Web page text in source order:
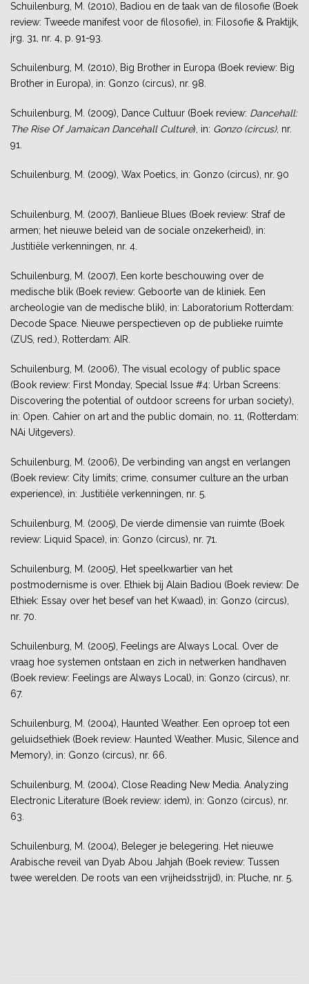
Schuilenburg, M. (2010), Badiou en de taak van de filosofie (Boek
review: Tweede manifest voor de filosofie), in: Filosofie & Praktijk,
jrg. 31, nr. 4, p. 91-93.
Schuilenburg, M. (2010), Big Brother in Europa (Boek review: Big
Brother in Europa), in: Gonzo (circus), nr. 98.
Schuilenburg, M. (2009), Dance Cultuur (Boek review: Dancehall:
The Rise Of Jamaican Dancehall Culture), in: Gonzo (circus), nr.
91.
Schuilenburg, M. (2009), Wax Poetics, in: Gonzo (circus), nr. 90
Schuilenburg, M. (2007), Banlieue Blues (Boek review: Straf de
armen; het nieuwe beleid van de sociale onzekerheid), in:
Justitiële verkenningen, nr. 4.
Schuilenburg, M. (2007), Een korte beschouwing over de
medische blik (Boek review: Geboorte van de kliniek. Een
archeologie van de medische blik), in: Laboratorium Rotterdam:
Decode Space. Nieuwe perspectieven op de publieke ruimte
(ZUS, red.), Rotterdam: AIR.
Schuilenburg, M. (2006), The visual ecology of public space
(Book review: First Monday, Special Issue #4: Urban Screens:
Discovering the potential of outdoor screens for urban society),
in: Open. Cahier on art and the public domain, no. 11, (Rotterdam:
NAi Uitgevers).
Schuilenburg, M. (2006), De verbinding van angst en verlangen
(Boek review: City limits; crime, consumer culture an the urban
experience), in: Justitiële verkenningen, nr. 5.
Schuilenburg, M. (2005), De vierde dimensie van ruimte (Boek
review: Liquid Space), in: Gonzo (circus), nr. 71.
Schuilenburg, M. (2005), Het speelkwartier van het
postmodernisme is over. Ethiek bij Alain Badiou (Boek review: De
Ethiek: Essay over het besef van het Kwaad), in: Gonzo (circus),
nr. 70.
Schuilenburg, M. (2005), Feelings are Always Local. Over de
vraag hoe systemen ontstaan en zich in netwerken handhaven
(Boek review: Feelings are Always Local), in: Gonzo (circus), nr.
67.
Schuilenburg, M. (2004), Haunted Weather. Een oproep tot een
geluidsethiek (Boek review: Haunted Weather. Music, Silence and
Memory), in: Gonzo (circus), nr. 66.
Schuilenburg, M. (2004), Close Reading New Media. Analyzing
Electronic Literature (Boek review: idem), in: Gonzo (circus), nr.
63.
Schuilenburg, M. (2004), Beleger je belegering. Het nieuwe
Arabische reveil van Dyab Abou Jahjah (Boek review: Tussen
twee werelden. De roots van een vrijheidsstrijd), in: Pluche, nr. 5.